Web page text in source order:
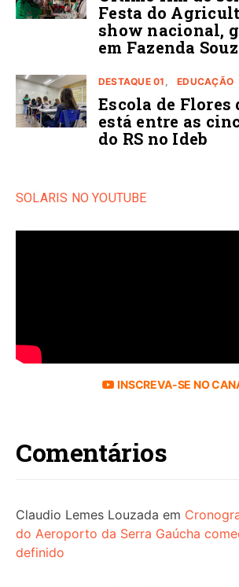
Festa do
show nacional,
em Fazenda
DESTAQUE 01 EDUCAÇÃO
Escola de Flores
está entre as
do RS no Ideb
SOLARIS NO YOUTUBE
INSCREVA-SE NO
Comentários
Claudio Lemes Louzada em
do Aeroporto da Serra Gaúcha
definido